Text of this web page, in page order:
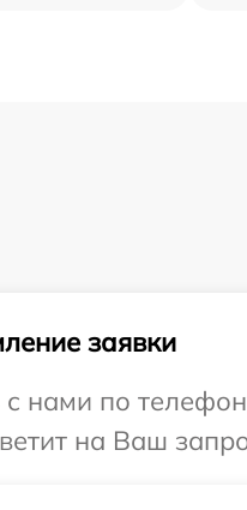
заявки
нами по
на Ваш